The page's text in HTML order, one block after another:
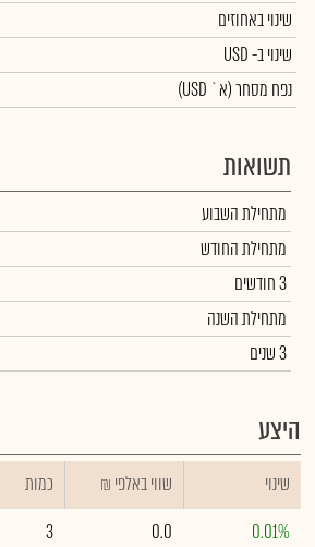
שינוי באחוזים
שינויב- USD
נפח מסחר(א` USD)
תשואות
מתחילת השבוע
מתחילת החודש
3 חודשים
מתחילת השנה
3 שנים
היצע
שינוי ₪ שווי באלפי כמות
0.01%
0.0
3